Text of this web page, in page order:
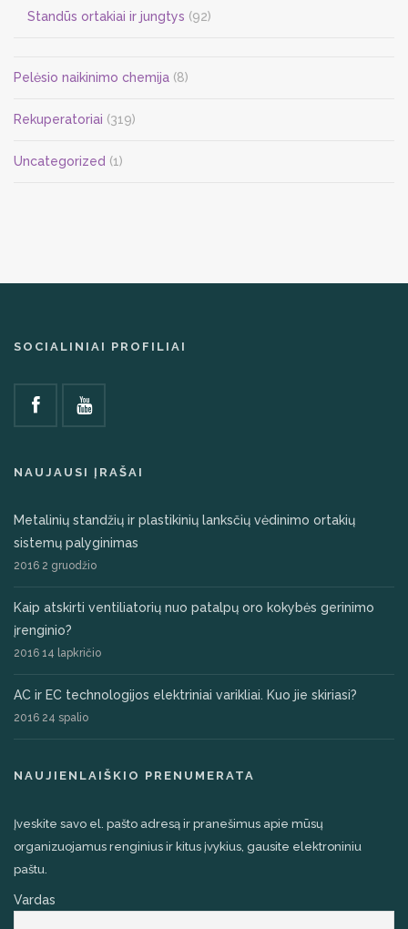
Standūs ortakiai ir jungtys (92)
Pelėsio naikinimo chemija (8)
Rekuperatoriai (319)
Uncategorized (1)
SOCIALINIAI PROFILIAI
NAUJAUSI ĮRAŠAI
Metalinių standžių ir plastikinių lanksčių vėdinimo ortakių
sistemų palyginimas
2016 2 gruodžio
Kaip atskirti ventiliatorių nuo patalpų oro kokybės gerinimo
įrenginio?
2016 14 lapkričio
AC ir EC technologijos elektriniai varikliai. Kuo jie skiriasi?
2016 24 spalio
NAUJIENLAIŠKIO PRENUMERATA
Įveskite savo el. pašto adresą ir pranešimus apie mūsų
organizuojamus renginius ir kitus įvykius, gausite elektroniniu
paštu.
Vardas